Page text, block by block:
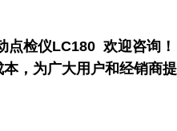
点检仪LC180 欢迎咨询！
，为广大用户和经销商